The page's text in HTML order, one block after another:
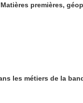
premières,
les métiers de la